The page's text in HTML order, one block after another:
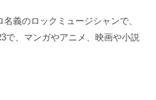
名義のロックミュージシャンで、
で、マンガやアニメ、映画や小説